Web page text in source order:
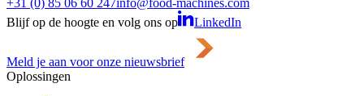
+31 (0) 85 06 60 247info@food-machines.com
Blijf op de hoogte en volg ons op
LinkedIn
Meld je aan voor onze nieuwsbrief
Oplossingen